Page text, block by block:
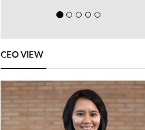
CEO VIEW
Previous